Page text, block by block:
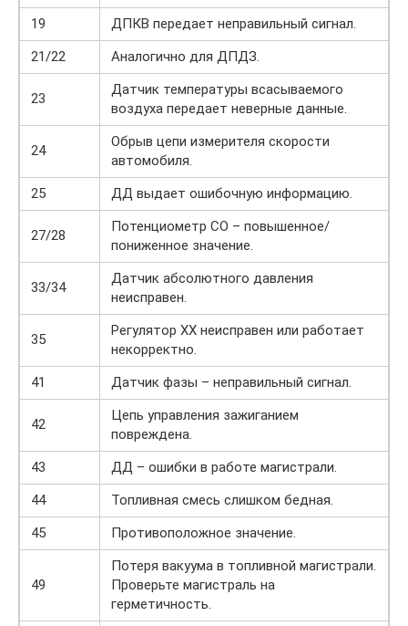
19
ДПКВ передает неправильный сигнал.
21/22
Аналогично для ДПДЗ.
23
Датчик температуры всасываемого
воздуха передает неверные данные.
24
Обрыв цепи измерителя скорости
автомобиля.
25
ДД выдает ошибочную информацию.
27/28
Потенциометр СО – повышенное/
пониженное значение.
33/34
Датчик абсолютного давления
неисправен.
35
Регулятор ХХ неисправен или работает
некорректно.
41
Датчик фазы – неправильный сигнал.
42
Цепь управления зажиганием
повреждена.
43
ДД – ошибки в работе магистрали.
44
Топливная смесь слишком бедная.
45
Противоположное значение.
49
Потеря вакуума в топливной магистрали.
Проверьте магистраль на
герметичность.